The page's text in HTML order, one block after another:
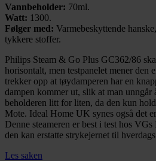
Vannbeholder: 70ml.
Watt: 1300.
Følger med: Varmebeskyttende
tykkere stoffer.
Philips Steam & Go Plus GC362/86
horisontalt, men testpanelet mener den
trekker opp at tøydamperen har en
dampen kommer ut, slik at man unngår
beholderen litt for liten, da den kun
Mote. Ideal Home UK synes også det
Denne steameren er best i test hos
den kan erstatte strykejernet til
Les saken